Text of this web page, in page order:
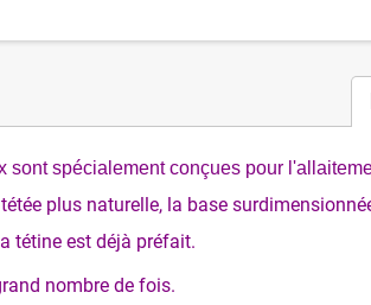
sont spécialement conçues pour
plus naturelle, la base
tétine est déjà préfait.
nombre de fois.